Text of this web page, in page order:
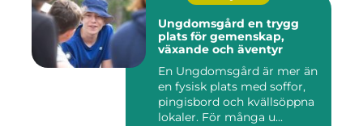
Ungdomsgård en trygg
plats för gemenskap,
växande och äventyr
En Ungdomsgård är mer än
en fysisk plats med soffor,
pingisbord och kvällsöppna
lokaler. För många u...